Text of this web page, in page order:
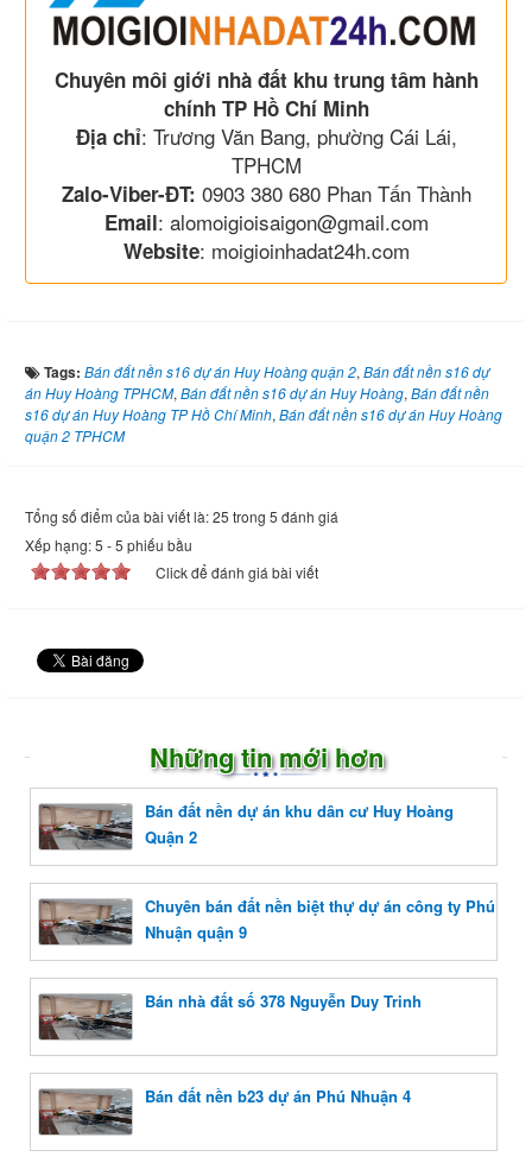
Chuyên môi giới nhà đất khu trung tâm hành
chính TP Hồ Chí Minh
Địa chỉ: Trương Văn Bang, phường Cái Lái,
TPHCM
Zalo-Viber-ĐT: 0903 380 680 Phan Tấn Thành
Email: alomoigioisaigon@gmail.com
Website: moigioinhadat24h.com
Tags: Bán đất nền s16 dự án Huy Hoàng quận 2, Bán đất nền s16 dự
án Huy Hoàng TPHCM, Bán đất nền s16 dự án Huy Hoàng, Bán đất nền
s16 dự án Huy Hoàng TP Hồ Chí Minh, Bán đất nền s16 dự án Huy Hoàng
quận 2 TPHCM
Tổng số điểm của bài viết là: 25 trong 5 đánh giá
Xếp hạng:5 -5 phiếu bầu
Click để đánh giá bài viết
Những tin mới hơn
Bán đất nền dự án khu dân cư Huy Hoàng
Quận 2
Chuyên bán đất nền biệt thự dự án công ty Phú
Nhuận quận 9
Bán nhà đất số 378 Nguyễn Duy Trinh
Bán đất nền b23 dự án Phú Nhuận 4